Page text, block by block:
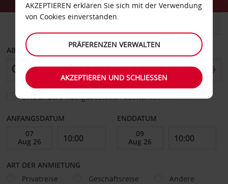
ABHOLEN VON
Eine andere Rückgabestation auswählen
ANFANGSDATUM ENDDATUM
ART DER ANMIETUNG
Privatreise
Geschäftsreise Andere
AKZEPTIEREN erklären Sie sich mit der Verwendung
von Cookies einverstanden.
PRÄFERENZEN VERWALTEN
AKZEPTIEREN UND SCHLIESSEN